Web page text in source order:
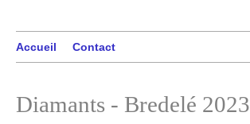
Accueil Contact
Diamants - Bredelé 2023